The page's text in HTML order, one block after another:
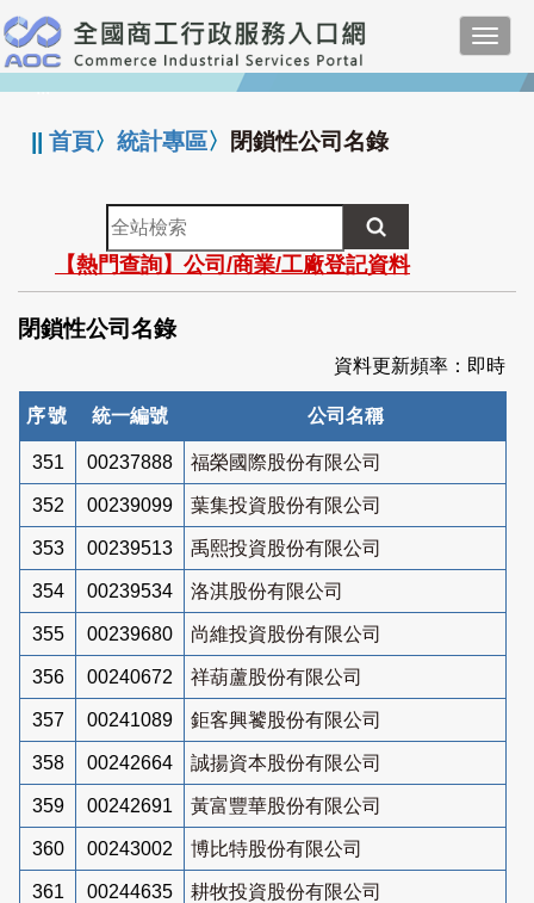
跳
到
主
要
:::
||首頁〉統計專區〉 閉鎖性公司名錄
全
站
檢
索
【熱門查詢】公司/商業/工廠登記資料
閉鎖性公司名錄
資料更新頻率：即時
序號 統一編號 公司名稱
351 00237888 福榮國際股份有限公司
352 00239099 葉集投資股份有限公司
353 00239513 禹熙投資股份有限公司
354 00239534 洛淇股份有限公司
355 00239680 尚維投資股份有限公司
356 00240672 祥葫蘆股份有限公司
357 00241089 鉅客興饕股份有限公司
358 00242664 誠揚資本股份有限公司
359 00242691 黃富豐華股份有限公司
360 00243002 博比特股份有限公司
361 00244635 耕牧投資股份有限公司